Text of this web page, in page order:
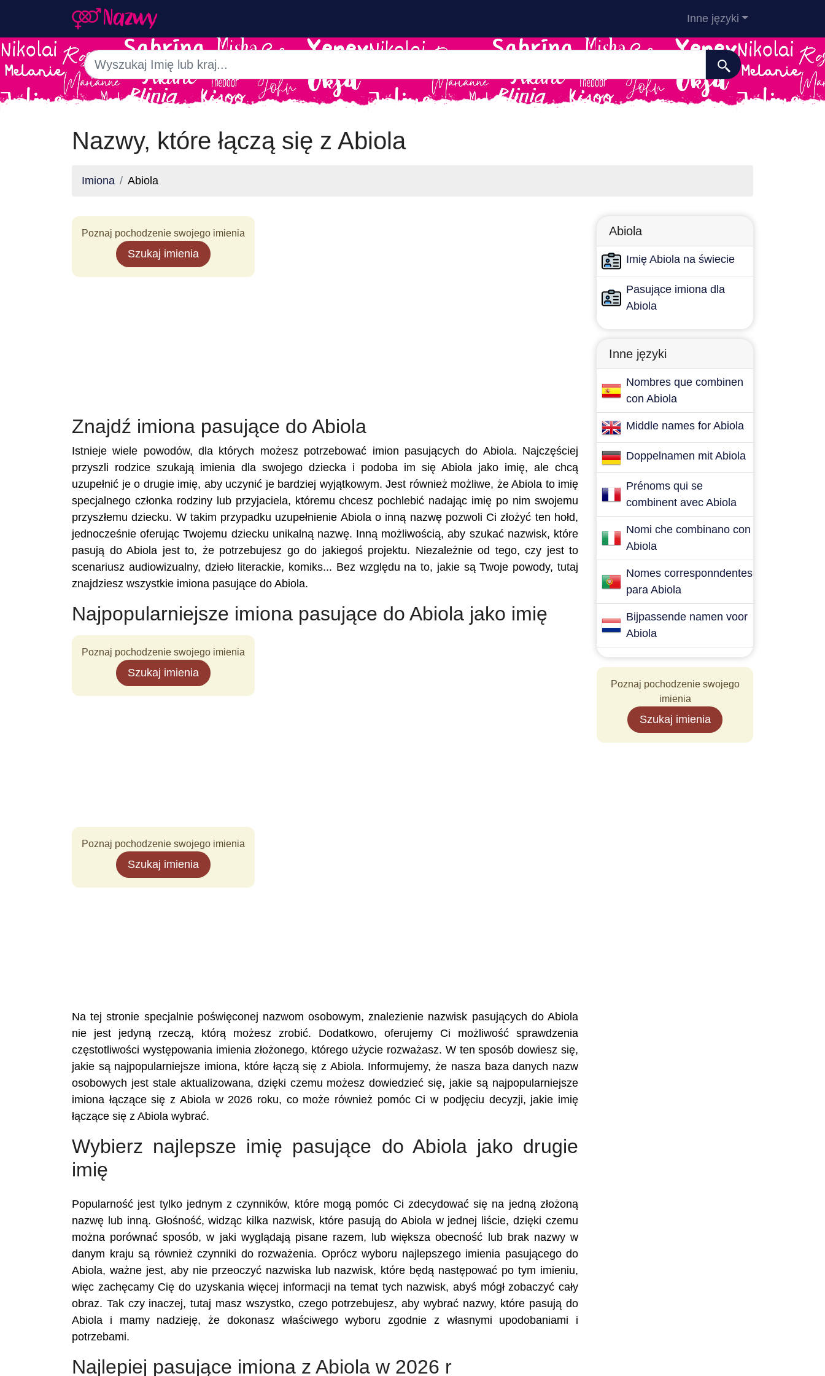
Inne języki
Nazwy, które łączą się z Abiola
Imiona Abiola
Poznaj pochodzenie swojego imienia
Szukaj imienia
Znajdź imiona pasujące do Abiola
Istnieje wiele powodów, dla których możesz potrzebować imion pasujących do Abiola. Najczęściej
przyszli rodzice szukają imienia dla swojego dziecka i podoba im się Abiola jako imię, ale chcą
uzupełnić je o drugie imię, aby uczynić je bardziej wyjątkowym. Jest również możliwe, że Abiola to imię
specjalnego członka rodziny lub przyjaciela, któremu chcesz pochlebić nadając imię po nim swojemu
przyszłemu dziecku. W takim przypadku uzupełnienie Abiola o inną nazwę pozwoli Ci złożyć ten hołd,
jednocześnie oferując Twojemu dziecku unikalną nazwę. Inną możliwością, aby szukać nazwisk, które
pasują do Abiola jest to, że potrzebujesz go do jakiegoś projektu. Niezależnie od tego, czy jest to
scenariusz audiowizualny, dzieło literackie, komiks... Bez względu na to, jakie są Twoje powody, tutaj
znajdziesz wszystkie imiona pasujące do Abiola.
Najpopularniejsze imiona pasujące do Abiola jako imię
Poznaj pochodzenie swojego imienia
Szukaj imienia
Poznaj pochodzenie swojego imienia
Szukaj imienia
Na tej stronie specjalnie poświęconej nazwom osobowym, znalezienie nazwisk pasujących do Abiola
nie jest jedyną rzeczą, którą możesz zrobić. Dodatkowo, oferujemy Ci możliwość sprawdzenia
częstotliwości występowania imienia złożonego, którego użycie rozważasz. W ten sposób dowiesz się,
jakie są najpopularniejsze imiona, które łączą się z Abiola. Informujemy, że nasza baza danych nazw
osobowych jest stale aktualizowana, dzięki czemu możesz dowiedzieć się, jakie są najpopularniejsze
imiona łączące się z Abiola w 2026 roku, co może również pomóc Ci w podjęciu decyzji, jakie imię
łączące się z Abiola wybrać.
Wybierz najlepsze imię pasujące do Abiola jako drugie
imię
Popularność jest tylko jednym z czynników, które mogą pomóc Ci zdecydować się na jedną złożoną
nazwę lub inną. Głośność, widząc kilka nazwisk, które pasują do Abiola w jednej liście, dzięki czemu
można porównać sposób, w jaki wyglądają pisane razem, lub większa obecność lub brak nazwy w
danym kraju są również czynniki do rozważenia. Oprócz wyboru najlepszego imienia pasującego do
Abiola, ważne jest, aby nie przeoczyć nazwiska lub nazwisk, które będą następować po tym imieniu,
więc zachęcamy Cię do uzyskania więcej informacji na temat tych nazwisk, abyś mógł zobaczyć cały
obraz. Tak czy inaczej, tutaj masz wszystko, czego potrzebujesz, aby wybrać nazwy, które pasują do
Abiola i mamy nadzieję, że dokonasz właściwego wyboru zgodnie z własnymi upodobaniami i
potrzebami.
Najlepiej pasujące imiona z Abiola w 2026 r
Abiola
Imię Abiola na świecie
Pasujące imiona dla
Abiola
Inne języki
Nombres que combinen
con Abiola
Middle names for Abiola
Doppelnamen mit Abiola
Prénoms qui se
combinent avec Abiola
Nomi che combinano con
Abiola
Nomes corresponndentes
para Abiola
Bijpassende namen voor
Abiola
Poznaj pochodzenie swojego
imienia
Szukaj imienia